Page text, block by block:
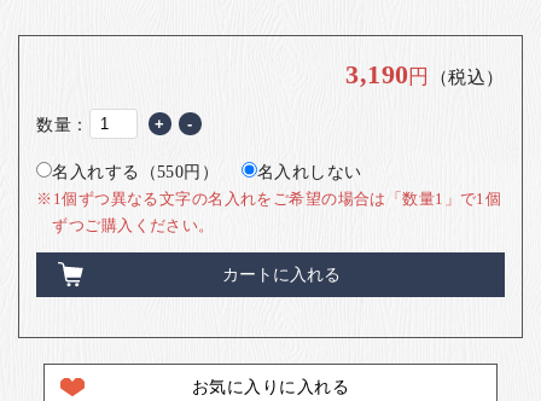
3,190円 （税込）
数量： + -
名入れする（550円） 名入れしない
※1個ずつ異なる文字の名入れをご希望の場合は「数量1」で1個
ずつご購入ください。
カートに入れる
お気に入りに入れる